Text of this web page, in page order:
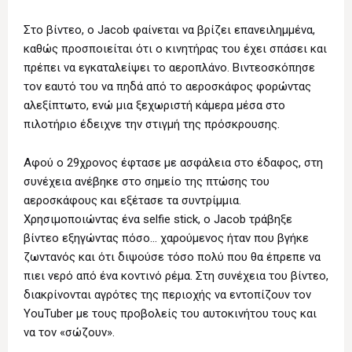
Στο βίντεο, ο Jacob φαίνεται να βρίζει επανειλημμένα,
καθώς προσποιείται ότι ο κινητήρας του έχει σπάσει και
πρέπει να εγκαταλείψει το αεροπλάνο. Βιντεοσκόπησε
τον εαυτό του να πηδά από το αεροσκάφος φορώντας
αλεξίπτωτο, ενώ μια ξεχωριστή κάμερα μέσα στο
πιλοτήριο έδειχνε την στιγμή της πρόσκρουσης.
Αφού ο 29χρονος έφτασε με ασφάλεια στο έδαφος, στη
συνέχεια ανέβηκε στο σημείο της πτώσης του
αεροσκάφους και εξέτασε τα συντρίμμια.
Χρησιμοποιώντας ένα selfie stick, ο Jacob τράβηξε
βίντεο εξηγώντας πόσο… χαρούμενος ήταν που βγήκε
ζωντανός και ότι διψούσε τόσο πολύ που θα έπρεπε να
πιει νερό από ένα κοντινό ρέμα. Στη συνέχεια του βίντεο,
διακρίνονται αγρότες της περιοχής να εντοπίζουν τον
YouTuber με τους προβολείς του αυτοκινήτου τους και
να τον «σώζουν».